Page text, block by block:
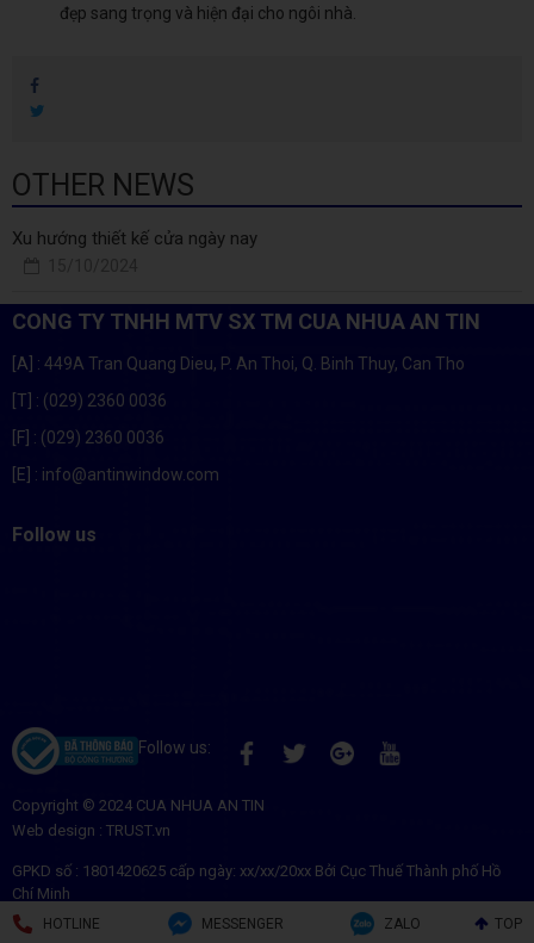
đẹp sang trọng và hiện đại cho ngôi nhà.
OTHER NEWS
Xu hướng thiết kế cửa ngày nay
CONG TY TNHH MTV SX TM CUA NHUA AN TIN
[A] : 449A Tran Quang Dieu, P. An Thoi, Q. Binh Thuy, Can Tho
[T] : (029) 2360 0036
[F] : (029) 2360 0036
[E] : info@antinwindow.com
Follow us
Follow us:
Copyright © 2024 CUA NHUA AN TIN
Web design : TRUST.vn
GPKD số : 1801420625 cấp ngày: xx/xx/20xx Bởi Cục Thuế Thành phố Hồ
Chí Minh
Đại diện: CỬA NHỰA AN TÍN
HOTLINE MESSENGER ZALO TOP